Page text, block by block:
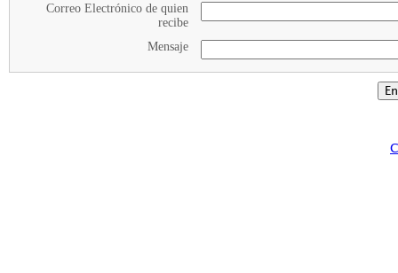
Correo Electrónico de quien
recibe
Mensaje